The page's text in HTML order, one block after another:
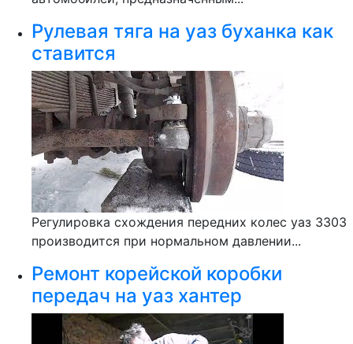
Рулевая тяга на уаз буханка как
ставится
Регулировка схождения передних колес уаз 3303
производится при нормальном давлении...
Ремонт корейской коробки
передач на уаз хантер